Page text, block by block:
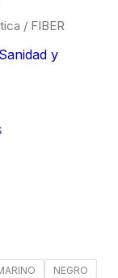
/ FIBER
Sanidad y
NEGRO